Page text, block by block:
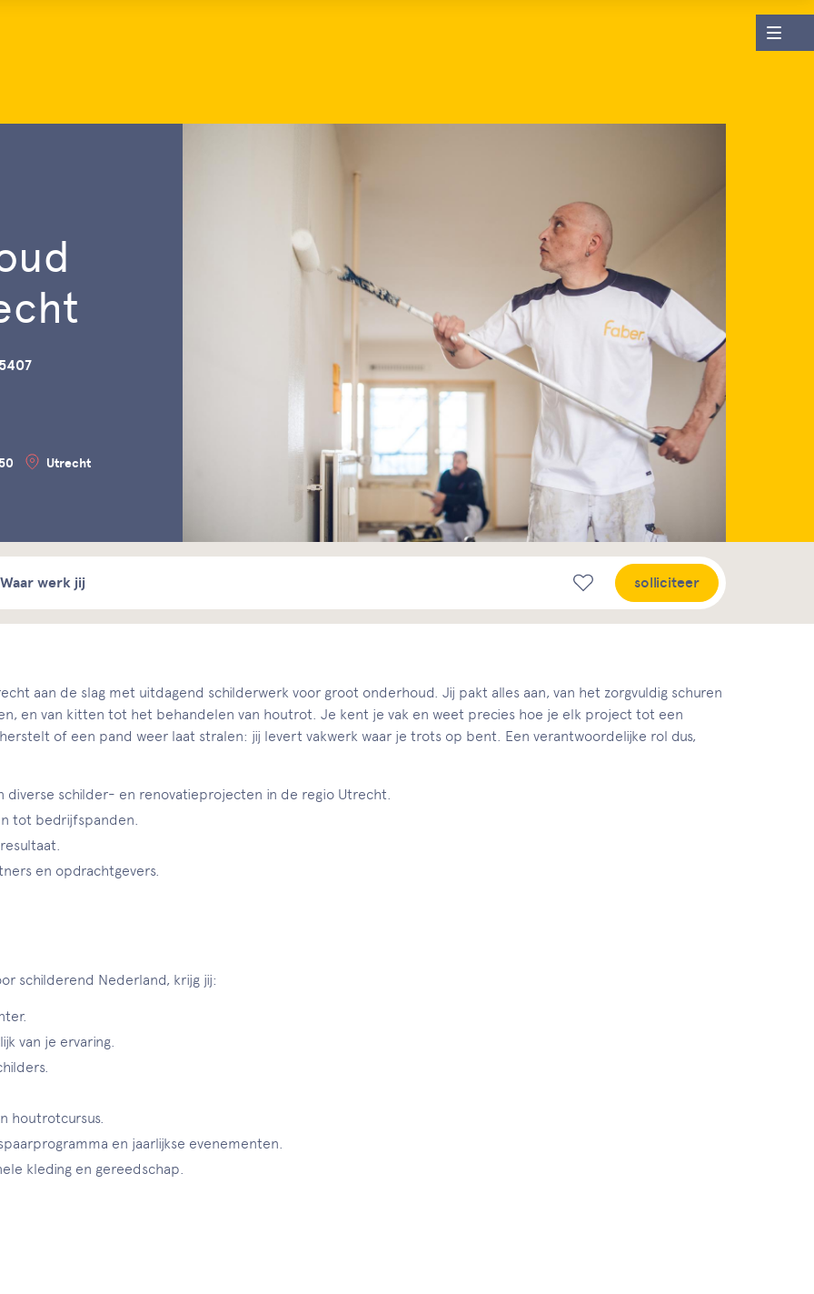
Utrecht
Waar werk jij solliciteer
aan de slag met uitdagend schilderwerk voor groot onderhoud. Jij pakt alles aan, van het zorgvuldig schuren
en van kitten tot het behandelen van houtrot. Je kent je vak en weet precies hoe je elk project tot een
of een pand weer laat stralen: jij levert vakwerk waar je trots op bent. Een verantwoordelijke rol dus,
diverse schilder- en renovatieprojecten in de regio Utrecht.
tot bedrijfspanden.
en opdrachtgevers.
schilderend Nederland, krijg jij:
van je ervaring.
houtrotcursus.
en jaarlijkse evenementen.
kleding en gereedschap.